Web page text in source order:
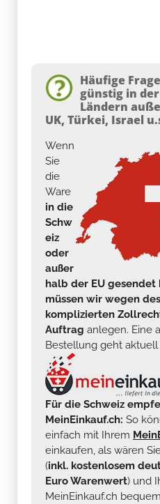
Häufige
günstig in
Ländern
UK, Türkei, Israel
Wenn
Sie
die
Ware
in die
Schw
eiz
oder
außer
halb der EU
müssen wir wegen
komplizierten
Auftrag anlegen. Eine
Bestellung geht
Für die Schweiz
MeinEinkauf.ch: So
einfach mit Ihrem
einkaufen, als wären
(inkl. kostenlosem
Euro Warenwert) und
MeinEinkauf.ch